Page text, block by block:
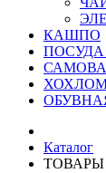
КАШПО
Каталог
ТОВАРЫ